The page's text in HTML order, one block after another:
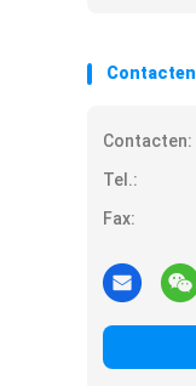
Contacten
Contacten:
Tel.:
Fax: